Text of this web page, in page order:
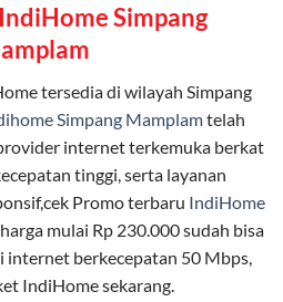
Simpang
tersedia di wilayah Simpang
Simpang Mamplamtelah
internet terkemuka berkat
tinggi, serta layanan
Promo terbaru IndiHome
mulai Rp 230.000 sudah bisa
internet berkecepatan 50 Mbps,
IndiHomesekarang.